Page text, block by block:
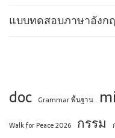
แบบทดสอบภาษาอังก
doc Grammar พื้นฐาน
Walk for Peace 2026 กรรม